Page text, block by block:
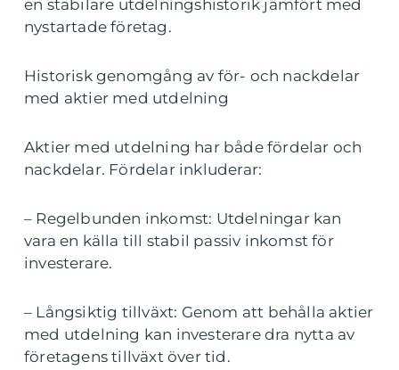
en stabilare utdelningshistorik jämfört med
nystartade företag.
Historisk genomgång av för- och nackdelar
med aktier med utdelning
Aktier med utdelning har både fördelar och
nackdelar. Fördelar inkluderar:
– Regelbunden inkomst: Utdelningar kan
vara en källa till stabil passiv inkomst för
investerare.
– Långsiktig tillväxt: Genom att behålla aktier
med utdelning kan investerare dra nytta av
företagens tillväxt över tid.